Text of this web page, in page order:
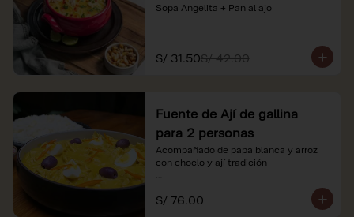
Sopa Angelita + Pan al ajo
S/ 31.50S/ 42.00
Fuente de Ají de gallina
para 2 personas
Acompañado de papa blanca y arroz
con choclo y ají tradición
*Nuestros precios están expresados en
soles e incluyen impuestos de ley y
S/ 76.00